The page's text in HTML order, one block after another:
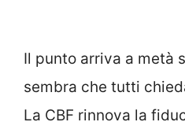
Il punto arriva a metà
sembra che tutti
La CBF rinnova la